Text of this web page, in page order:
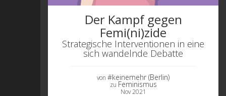
Der Kampf gegen
Femi(ni)zide
Strategische Interventionen in eine
sich wandelnde Debatte
von #keinemehr (Berlin)
zu Feminismus
Nov 2021